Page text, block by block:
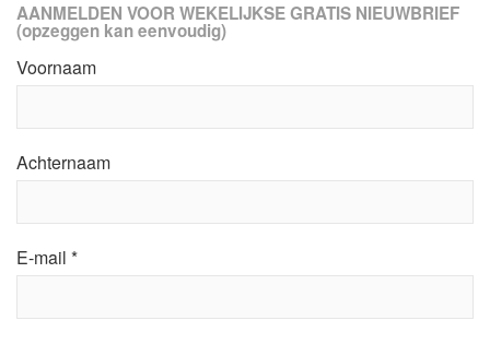
AANMELDEN VOOR WEKELIJKSE GRATIS NIEUWBRIEF
(opzeggen kan eenvoudig)
Voornaam
Achternaam
E-mail *